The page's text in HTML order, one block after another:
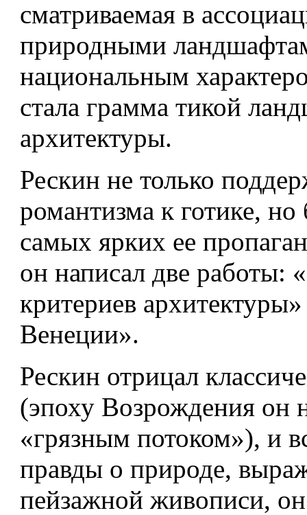
сматриваемая в
природными
национальным
стала грамма­ тикой
архитектуры.
Рескин не только
романтизма к готике,
самых ярких ее
он написал две работы:
критериев
Венеции».
Рескин отрицал
(эпоху Возрождения он
«грязным потоком»), и
правды о природе,
пейзажной живописи,